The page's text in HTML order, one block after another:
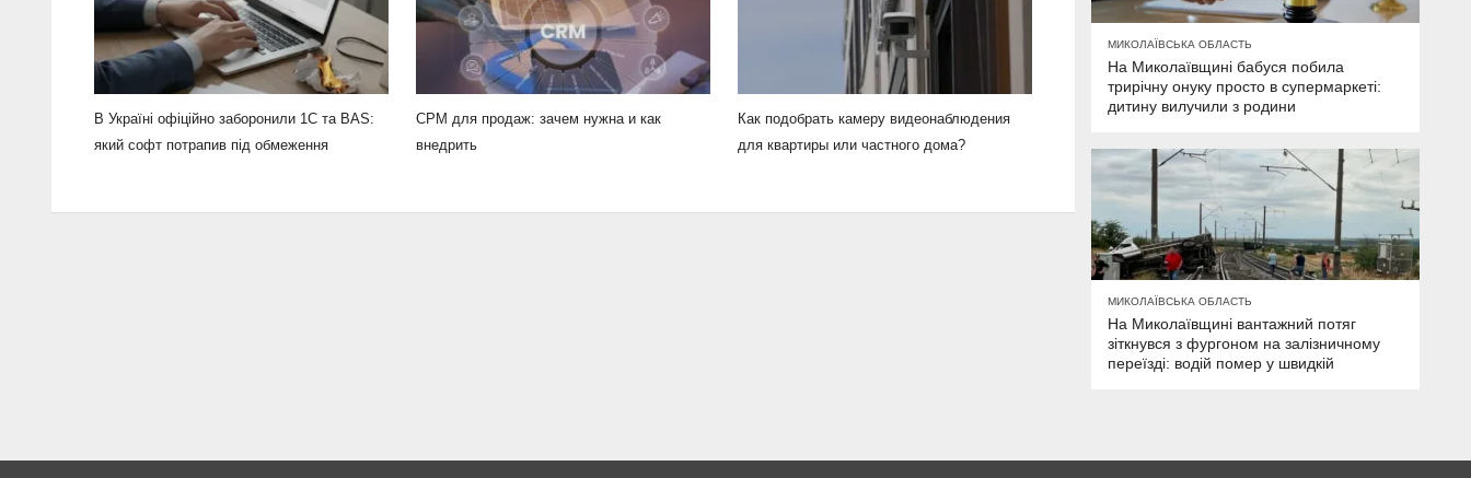
В Україні офіційно заборонили 1С та BAS:
який софт потрапив під обмеження
СРМ для продаж: зачем нужна и как
внедрить
Как подобрать камеру видеонаблюдения
для квартиры или частного дома?
МИКОЛАЇВСЬКА ОБЛАСТЬ
На Миколаївщині бабуся побила
трирічну онуку просто в супермаркеті:
дитину вилучили з родини
МИКОЛАЇВСЬКА ОБЛАСТЬ
На Миколаївщині вантажний потяг
зіткнувся з фургоном на залізничному
переїзді: водій помер у швидкій